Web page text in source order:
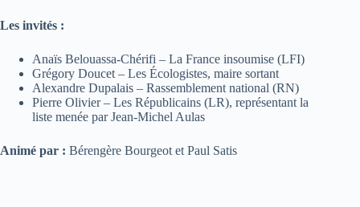
Les invités :
Anaïs Belouassa-Chérifi – La France insoumise (LFI)
Grégory Doucet – Les Écologistes, maire sortant
Alexandre Dupalais – Rassemblement national (RN)
Pierre Olivier – Les Républicains (LR), représentant la
liste menée par Jean-Michel Aulas
Animé par : Bérengère Bourgeot et Paul Satis